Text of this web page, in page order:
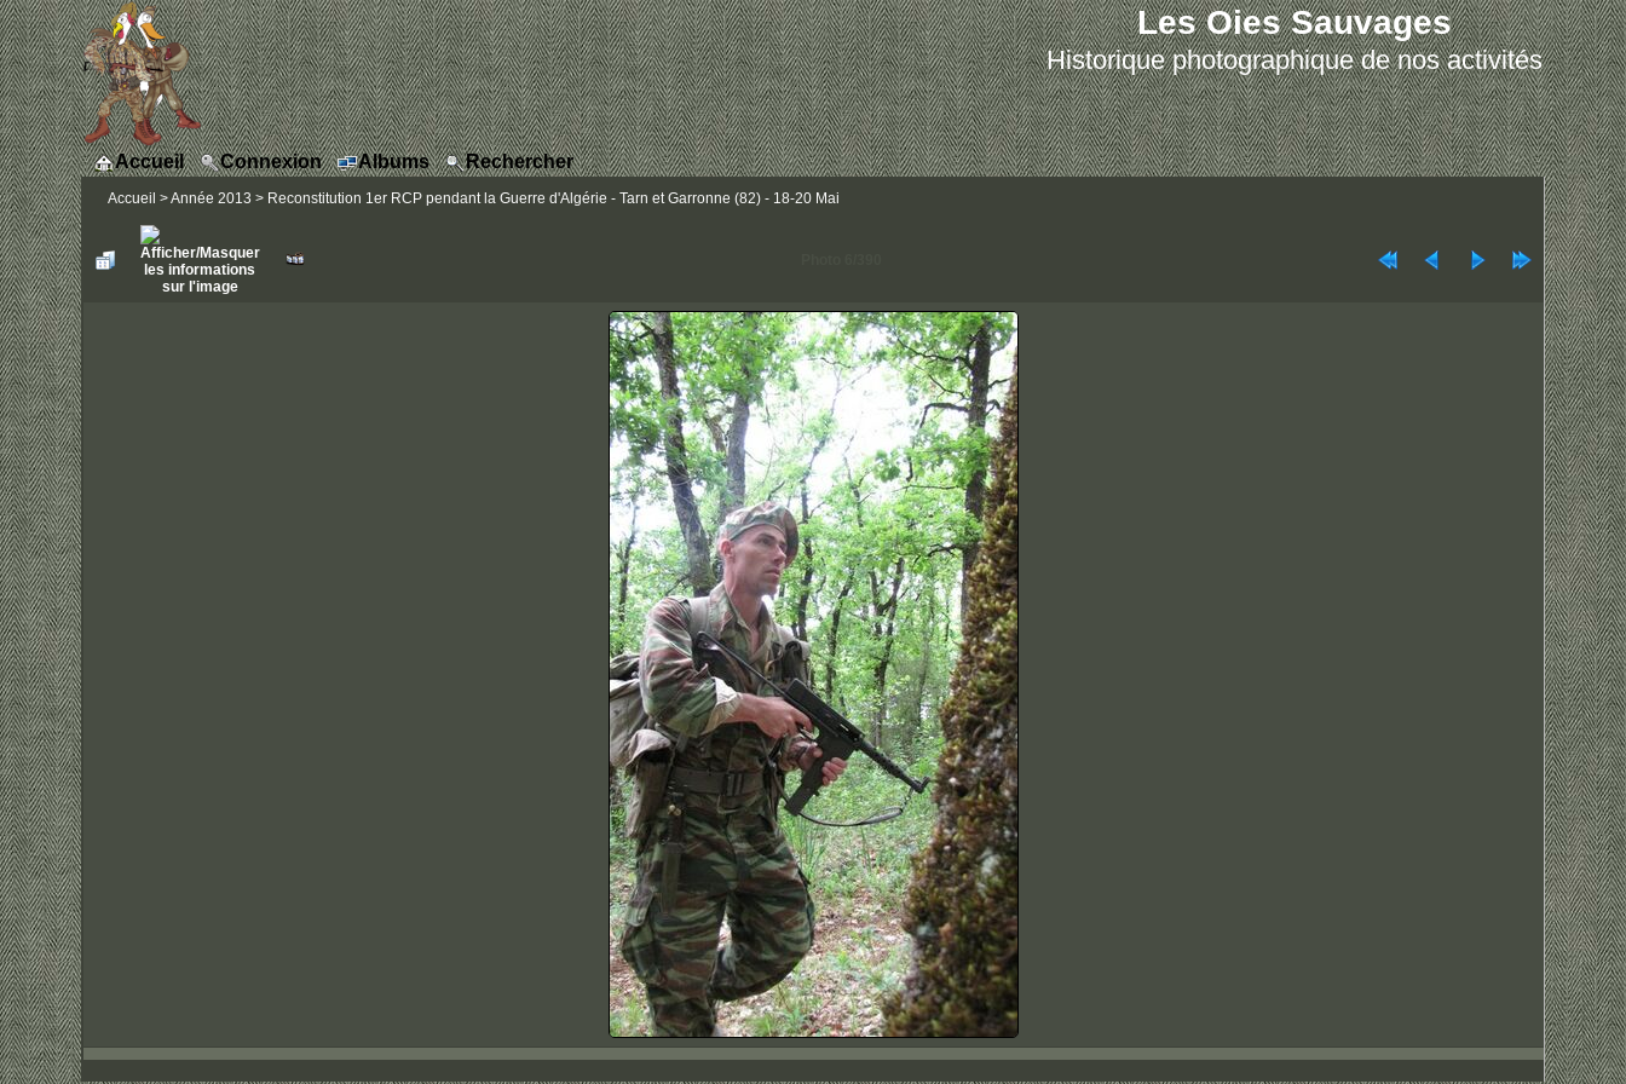
Les Oies Sauvages
Historique photographique de nos activités
Accueil Connexion Albums Rechercher
Accueil >Année 2013 > Reconstitution 1er RCP pendant la Guerre d'Algérie - Tarn et Garronne (82) - 18-20 Mai